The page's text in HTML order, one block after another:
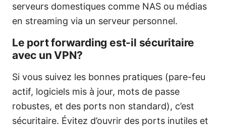
serveurs domestiques comme NAS ou médias
en streaming via un serveur personnel.
Le port forwarding est-il sécuritaire
avec un VPN?
Si vous suivez les bonnes pratiques (pare-feu
actif, logiciels mis à jour, mots de passe
robustes, et des ports non standard), c’est
sécuritaire. Évitez d’ouvrir des ports inutiles et